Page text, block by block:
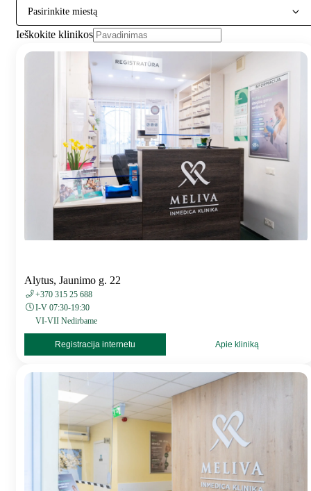
Pasirinkite miestą
Ieškokite klinikos
Alytus, Jaunimo g. 22
+370 315 25 688
I-V 07:30-19:30
VI-VII Nedirbame
Registracija internetu Apie kliniką